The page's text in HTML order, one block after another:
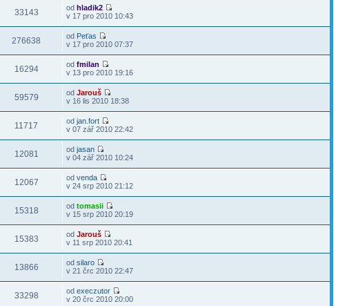
33143 odhladik2
v 17 pro 2010 10:43
276638 od Peťas
v 17 pro 2010 07:37
16294 odfmilan
v 13 pro 2010 19:16
59579 odJarouš
v 16 lis 2010 18:38
11717 odjan.fort
v 07 zář 2010 22:42
12081 odjasan
v 04 zář 2010 10:24
12067 odvenda
v 24 srp 2010 21:12
15318 odtomasii
v 15 srp 2010 20:19
15383 odJarouš
v 11 srp 2010 20:41
13866 odsilaro
v 21 črc 2010 22:47
33298 odexeczutor
v 20 črc 2010 20:00